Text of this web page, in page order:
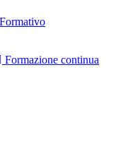
Formazione continua